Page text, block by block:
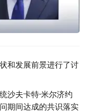
和发展前景进行了讨
沙夫卡特·米尔济约
期间达成的共识落实